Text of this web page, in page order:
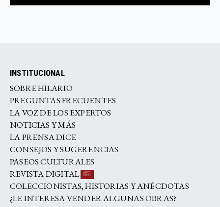
INSTITUCIONAL
SOBRE HILARIO
PREGUNTAS FRECUENTES
LA VOZ DE LOS EXPERTOS
NOTICIAS Y MÁS
LA PRENSA DICE
CONSEJOS Y SUGERENCIAS
PASEOS CULTURALES
REVISTA DIGITAL
COLECCIONISTAS, HISTORIAS Y ANÉCDOTAS
¿LE INTERESA VENDER ALGUNAS OBRAS?